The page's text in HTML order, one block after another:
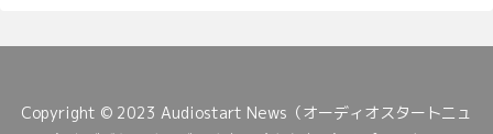
Copyright © 2023 Audiostart News（オーディオスタートニュ